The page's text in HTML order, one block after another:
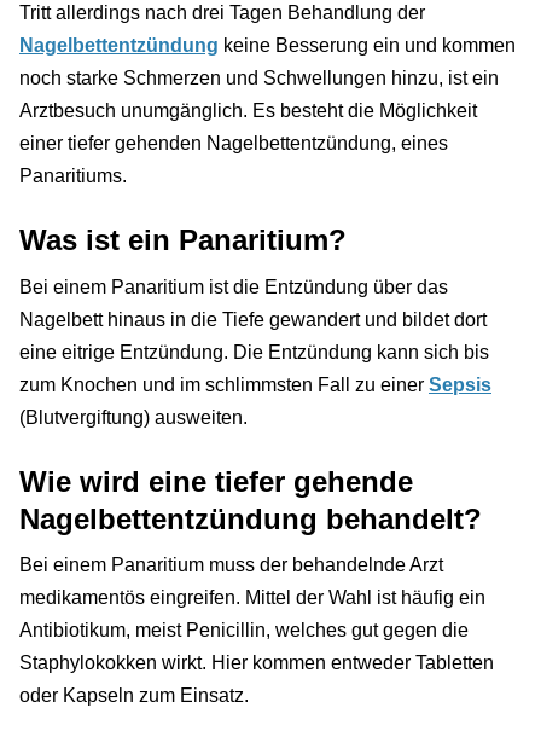
Tritt allerdings nach drei Tagen Behandlung der
Nagelbettentzündung keine Besserung ein und kommen
noch starke Schmerzen und Schwellungen hinzu, ist ein
Arztbesuch unumgänglich. Es besteht die Möglichkeit
einer tiefer gehenden Nagelbettentzündung, eines
Panaritiums.
Was ist ein Panaritium?
Bei einem Panaritium ist die Entzündung über das
Nagelbett hinaus in die Tiefe gewandert und bildet dort
eine eitrige Entzündung. Die Entzündung kann sich bis
zum Knochen und im schlimmsten Fall zu einer Sepsis
(Blutvergiftung) ausweiten.
Wie wird eine tiefer gehende
Nagelbettentzündung behandelt?
Bei einem Panaritium muss der behandelnde Arzt
medikamentös eingreifen. Mittel der Wahl ist häufig ein
Antibiotikum, meist Penicillin, welches gut gegen die
Staphylokokken wirkt. Hier kommen entweder Tabletten
oder Kapseln zum Einsatz.